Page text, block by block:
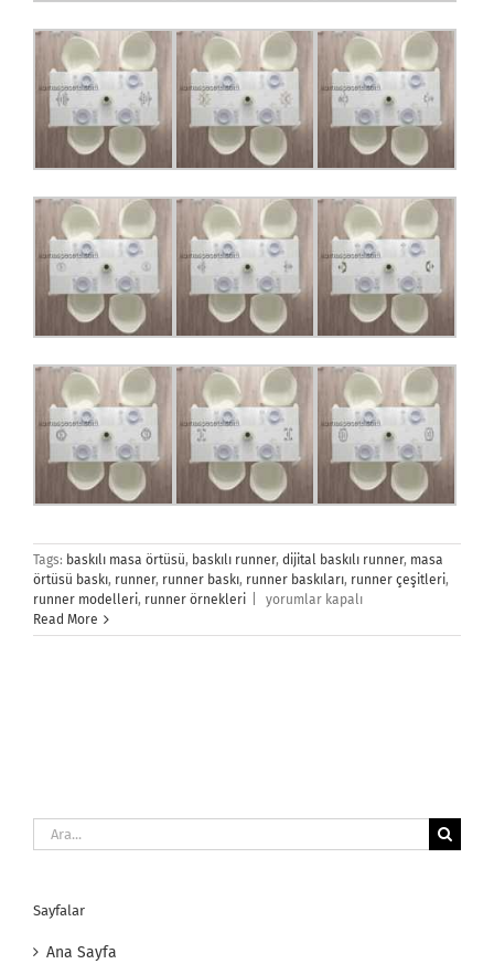
Tags: baskılı masa örtüsü, baskılı runner, dijital baskılı runner, masa
örtüsü baskı, runner, runner baskı, runner baskıları, runner çeşitleri,
runner modelleri, runner örnekleri
Runner
yorumlar kapalı
Read More
Ara:
Sayfalar
Ana Sayfa